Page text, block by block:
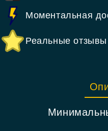
Моментальная
Реальные отзывы